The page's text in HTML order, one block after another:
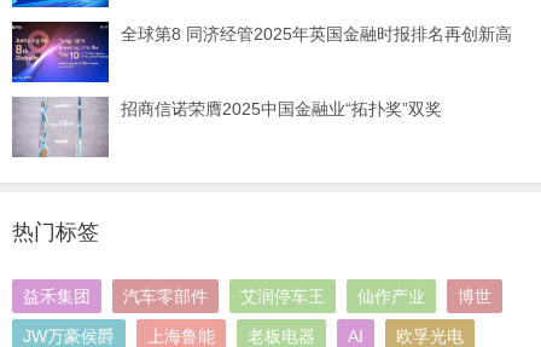
全球第8 同济经管2025年英国金融时报排名再创新高
招商信诺荣膺2025中国金融业“拓扑奖”双奖
热门标签
益禾集团 汽车零部件 艾润停车王 仙作产业 博世
JW万豪侯爵 上海鲁能 老板电器 AI 欧孚光电